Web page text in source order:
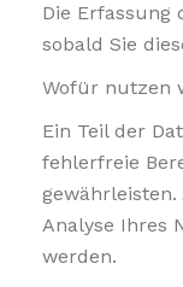
Die Erfassung
sobald Sie
Wofür nutzen
Ein Teil der
fehlerfreie
Analyse Ihres
werden.